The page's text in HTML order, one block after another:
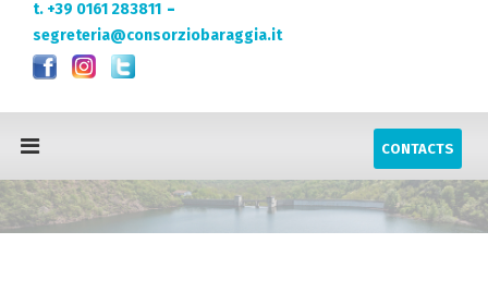
t. +39 0161 283811 -
segreteria@consorziobaraggia.it
CONTACTS